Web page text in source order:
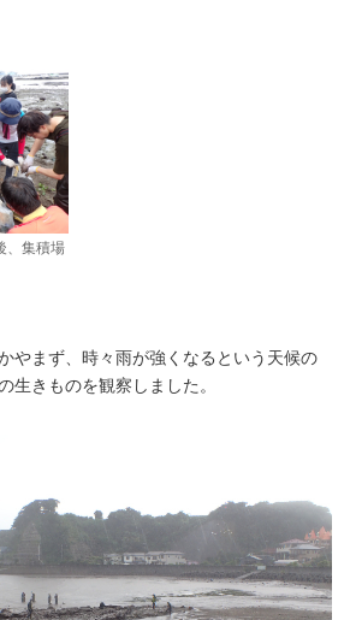
、集積場
やまず、時々雨が強くなるという天候の
生きものを観察しました。